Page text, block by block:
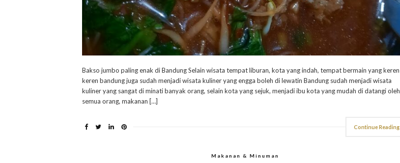
Bakso jumbo paling enak di Bandung Selain wisata tempat liburan, kota yang indah, tempat bermain yang keren
keren bandung juga sudah menjadi wisata kuliner yang engga boleh di lewatin Bandung sudah menjadi wisata
kuliner yang sangat di minati banyak orang, selain kota yang sejuk, menjadi ibu kota yang mudah di datangi oleh
semua orang, makanan […]
Continue Reading
Makanan & Minuman